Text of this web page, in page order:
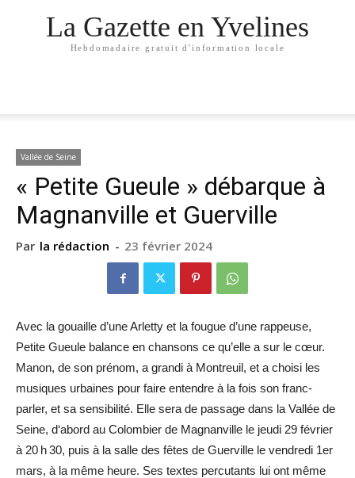
La Gazette en Yvelines
Hebdomadaire gratuit d'information locale
Vallée de Seine
« Petite Gueule » débarque à
Magnanville et Guerville
Par la rédaction - 23 février 2024
Avec la gouaille d’une Arletty et la fougue d’une rappeuse,
Petite Gueule balance en chansons ce qu’elle a sur le cœur.
Manon, de son prénom, a grandi à Montreuil, et a choisi les
musiques urbaines pour faire entendre à la fois son franc-
parler, et sa sensibilité. Elle sera de passage dans la Vallée de
Seine, d‘abord au Colombier de Magnanville le jeudi 29 février
à 20 h 30, puis à la salle des fêtes de Guerville le vendredi 1er
mars, à la même heure. Ses textes percutants lui ont même